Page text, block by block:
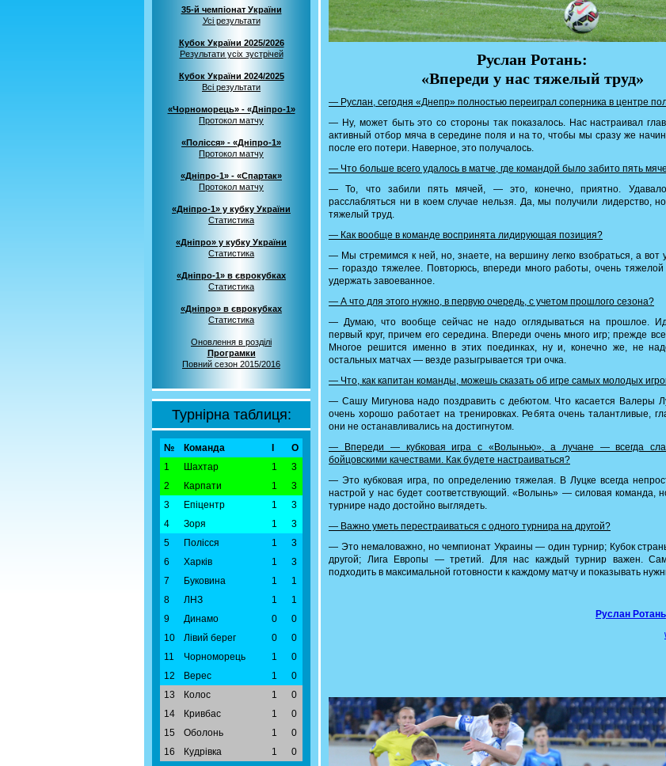
35-й чемпіонат України
Усі результати
Кубок України 2025/2026
Результати усіх зустрічей
Кубок України 2024/2025
Всі результати
«Чорноморець» - «Дніпро-1»
Протокол матчу
«Полісся» - «Дніпро-1»
Протокол матчу
«Дніпро-1» - «Спартак»
Протокол матчу
«Дніпро-1» у кубку України
Статистика
«Дніпро» у кубку України
Статистика
«Дніпро-1» в єврокубках
Статистика
«Дніпро» в єврокубках
Статистика
Оновлення в розділі
Програмки
Повний сезон 2015/2016
Турнірна таблиця:
№ Команда
О
1
Шахтар 1
3
2
Карпати 1
3
3
Епіцентр 1
3
4
Зоря 1
3
5
Полісся 1
3
6
Харків 1
3
7
Буковина 1
1
8
ЛНЗ 1
1
9
Динамо 0
0
10
Лівий берег 0
0
11
Чорноморець 1
0
12
Верес 1
0
13
Колос 1
0
14
Кривбас 1
0
15
Оболонь 1
0
16
Кудрівка 1 0
Руслан Ротань:
«Впереди у нас тяжелый труд»
— Руслан, сегодня «Днепр» полностью переиграл соперника в центре
— Ну, может быть это со стороны так показалось. Нас настраивал
активный отбор мяча в середине поля и на то, чтобы мы сразу же
после его потери. Наверное, это получалось.
— Что больше всего удалось в матче, где командой было забито пять
— То, что забили пять мячей, — это, конечно, приятно.
расслабляться ни в коем случае нельзя. Да, мы получили лидерство,
тяжелый труд.
— Как вообще в команде воспринята лидирующая позиция?
— Мы стремимся к ней, но, знаете, на вершину легко взобраться, а вот
— гораздо тяжелее. Повторюсь, впереди много работы, очень
удержать завоеванное.
— А что для этого нужно, в первую очередь, с учетом прошлого сезона?
— Думаю, что вообще сейчас не надо оглядываться на прошлое.
первый круг, причем его середина. Впереди очень много игр; прежде
Многое решится именно в этих поединках, ну и, конечно же, не
остальных матчах — везде разыгрывается три очка.
— Что, как капитан команды, можешь сказать об игре самых молодых
— Cашу Мигунова надо поздравить с дебютом. Что касается Валеры
очень хорошо работает на тренировках. Ребята очень талантливые,
они не останавливались на достигнутом.
— Впереди — кубковая игра с «Волынью», а лучане — всегда
бойцовскими качествами. Как будете настраиваться?
— Это кубковая игра, по определению тяжелая. В Луцке всегда
настрой у нас будет соответствующий. «Волынь» — силовая команда,
турнире надо достойно выглядеть.
— Важно уметь перестраиваться с одного турнира на другой?
— Это немаловажно, но чемпионат Украины — один турнир; Кубок
другой; Лига Европы — третий. Для нас каждый турнир важен.
подходить в максимальной готовности к каждому матчу и показывать
Руслан